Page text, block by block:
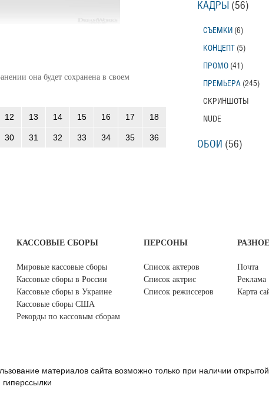
она будет сохранена в своем
12 13 14 15 16 17 18
30 31 32 33 34 35 36
КАДРЫ (56)
СЪЕМКИ (6)
КОНЦЕПТ (5)
ПРОМО (41)
ПРЕМЬЕРА (245)
СКРИНШОТЫ
NUDE
ОБОИ (56)
КАССОВЫЕ СБОРЫ
Мировые кассовые сборы
Кассовые сборы в России
Кассовые сборы в Украине
Кассовые сборы США
Рекорды по кассовым сборам
ПЕРСОНЫ
Список актеров
Список актрис
Список режиссеров
РАЗНОЕ
Почта
Реклама
Карта
материалов сайта возможно только при наличии
гиперссылки